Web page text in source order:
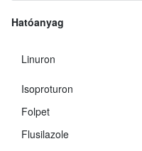
Hatóanyag
Linuron
Isoproturon
Folpet
Flusilazole